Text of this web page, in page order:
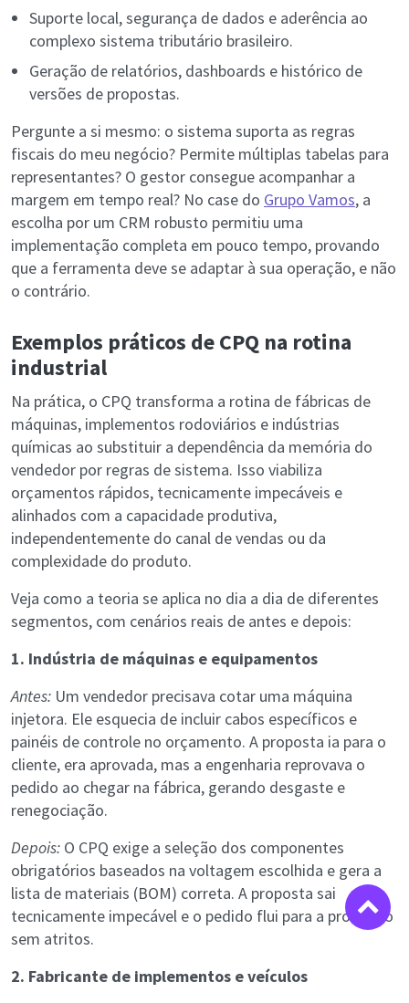
Suporte local, segurança de dados e aderência ao
complexo sistema tributário brasileiro.
Geração de relatórios, dashboards e histórico de
versões de propostas.
Pergunte a si mesmo: o sistema suporta as regras
fiscais do meu negócio? Permite múltiplas tabelas para
representantes? O gestor consegue acompanhar a
margem em tempo real? No case do Grupo Vamos, a
escolha por um CRM robusto permitiu uma
implementação completa em pouco tempo, provando
que a ferramenta deve se adaptar à sua operação, e não
o contrário.
Exemplos práticos de CPQ na rotina
industrial
Na prática, o CPQ transforma a rotina de fábricas de
máquinas, implementos rodoviários e indústrias
químicas ao substituir a dependência da memória do
vendedor por regras de sistema. Isso viabiliza
orçamentos rápidos, tecnicamente impecáveis e
alinhados com a capacidade produtiva,
independentemente do canal de vendas ou da
complexidade do produto.
Veja como a teoria se aplica no dia a dia de diferentes
segmentos, com cenários reais de antes e depois:
1. Indústria de máquinas e equipamentos
Antes: Um vendedor precisava cotar uma máquina
injetora. Ele esquecia de incluir cabos específicos e
painéis de controle no orçamento. A proposta ia para o
cliente, era aprovada, mas a engenharia reprovava o
pedido ao chegar na fábrica, gerando desgaste e
renegociação.
Depois: O CPQ exige a seleção dos componentes
obrigatórios baseados na voltagem escolhida e gera a
lista de materiais (BOM) correta. A proposta sai
tecnicamente impecável e o pedido flui para a produção
sem atritos.
2. Fabricante de implementos e veículos